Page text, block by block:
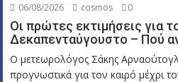
06/08/2026 cosmos 0
Οι πρώτες εκτιμήσεις για
Δεκαπενταύγουστο – Πού
Ο μετεωρολόγος Σάκης
προγνωστικά για τον καιρό μέχρι